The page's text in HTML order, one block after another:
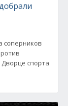
соперников
спорта